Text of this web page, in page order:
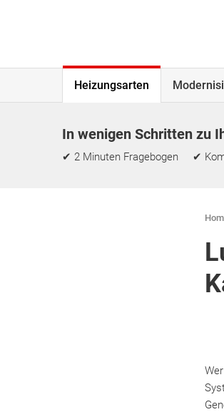
Heizungsarten
In wenigen Schritten zu
✔ 2 Minuten Fragebogen ✔